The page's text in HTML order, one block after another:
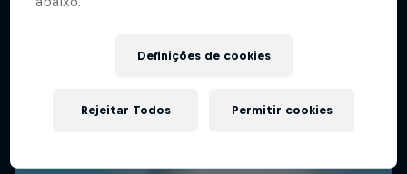
Definições de cookies
Rejeitar Todos Permitir cookies